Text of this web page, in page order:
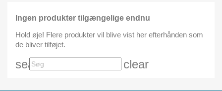
Ingen produkter tilgængelige endnu
Hold øje! Flere produkter vil blive vist her efterhånden som
de bliver tilføjet.
search clear